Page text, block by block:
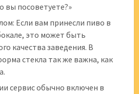
вы посоветуете?»
Если вам принесли пиво в
это может быть
качества заведения. В
стекла так же важна, как
сервис обычно включен в